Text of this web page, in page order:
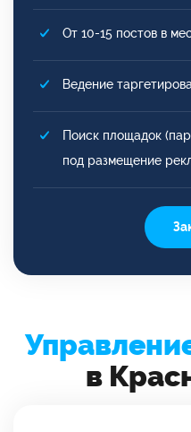
От 10-15 постов в
Ведение
Поиск площадок
под размещение
в